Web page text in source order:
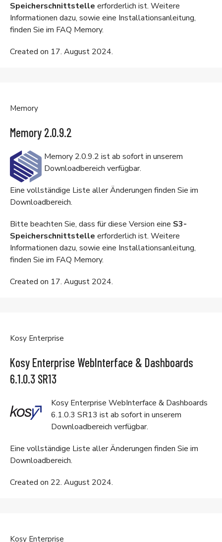
Speicherschnittstelle erforderlich ist. Weitere
Informationen dazu, sowie eine Installationsanleitung,
finden Sie im FAQ Memory.
Created on 17. August 2024.
Memory
Memory 2.0.9.2
Memory 2.0.9.2 ist ab sofort in unserem
Downloadbereich verfügbar.
Eine vollständige Liste aller Änderungen finden Sie im
Downloadbereich.
Bitte beachten Sie, dass für diese Version eine S3-
Speicherschnittstelle erforderlich ist. Weitere
Informationen dazu, sowie eine Installationsanleitung,
finden Sie im FAQ Memory.
Created on 17. August 2024.
Kosy Enterprise
Kosy Enterprise WebInterface & Dashboards
6.1.0.3 SR13
Kosy Enterprise WebInterface & Dashboards
6.1.0.3 SR13 ist ab sofort in unserem
Downloadbereich verfügbar.
Eine vollständige Liste aller Änderungen finden Sie im
Downloadbereich.
Created on 22. August 2024.
Kosy Enterprise